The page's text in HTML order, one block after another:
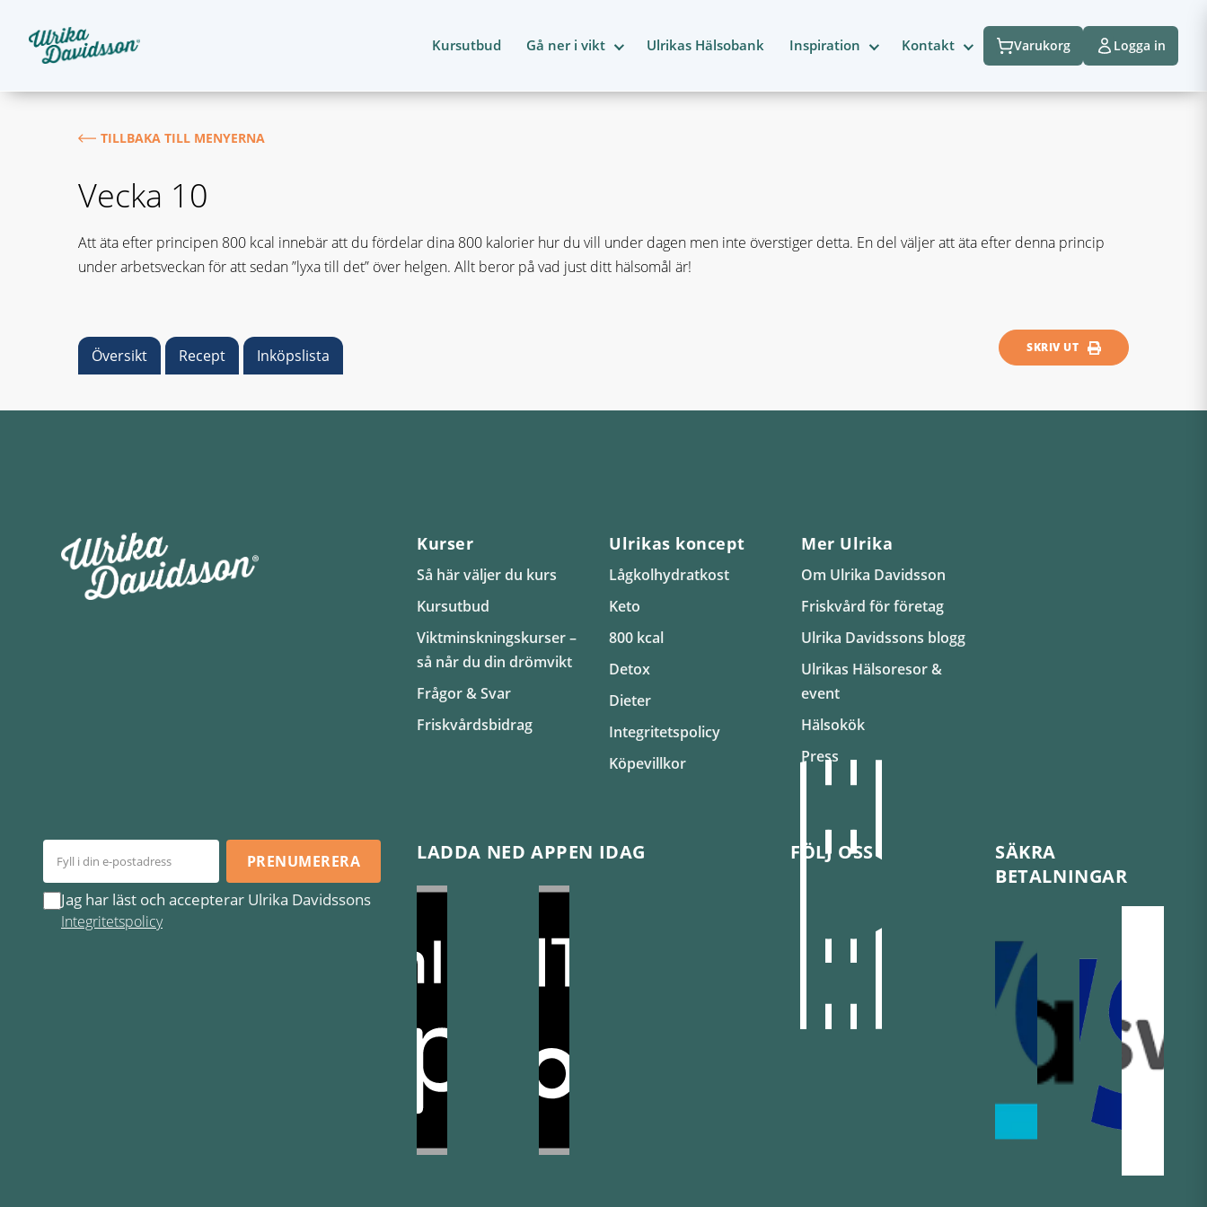
Kursutbud Gå ner i vikt Ulrikas Hälsobank Inspiration Kontakt Varukorg Logga in
TILLBAKA TILL MENYERNA
Vecka 10
Att äta efter principen 800 kcal innebär att du fördelar dina 800 kalorier hur du vill under dagen men inte överstiger detta. En del väljer att äta efter denna princip
under arbetsveckan för att sedan ”lyxa till det” över helgen. Allt beror på vad just ditt hälsomål är!
Översikt Recept Inköpslista SKRIV UT
Kurser
Så här väljer du kurs
Kursutbud
Viktminskningskurser –
så når du din drömvikt
Frågor & Svar
Friskvårdsbidrag
Ulrikas koncept
Lågkolhydratkost
Keto
800 kcal
Detox
Dieter
Integritetspolicy
Köpevillkor
Mer Ulrika
Om Ulrika Davidsson
Friskvård för företag
Ulrika Davidssons blogg
Ulrikas Hälsoresor &
event
Hälsokök
Press
PRENUMERERA
Jag har läst och accepterar Ulrika Davidssons
Integritetspolicy
LADDA NED APPEN IDAG FÖLJ OSS
SÄKRA
BETALNINGAR